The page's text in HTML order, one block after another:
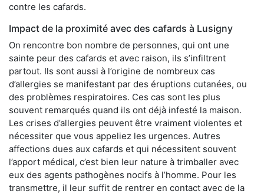
contre les cafards.
Impact de la proximité avec des cafards à Lusigny
On rencontre bon nombre de personnes, qui ont une
sainte peur des cafards et avec raison, ils s’infiltrent
partout. Ils sont aussi à l’origine de nombreux cas
d’allergies se manifestant par des éruptions cutanées, ou
des problèmes respiratoires. Ces cas sont les plus
souvent remarqués quand ils ont déjà infesté la maison.
Les crises d’allergies peuvent être vraiment violentes et
nécessiter que vous appeliez les urgences. Autres
affections dues aux cafards et qui nécessitent souvent
l’apport médical, c’est bien leur nature à trimballer avec
eux des agents pathogènes nocifs à l’homme. Pour les
transmettre, il leur suffit de rentrer en contact avec de la